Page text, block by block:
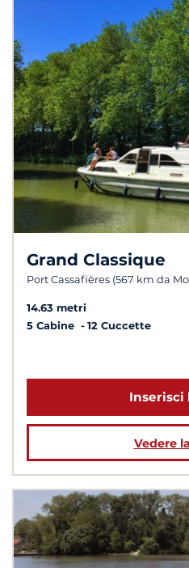
Grand Classique
Port Cassafières (567 km da
14.63 metri
5 Cabine
12 Cuccette
Inserisci
Vedere